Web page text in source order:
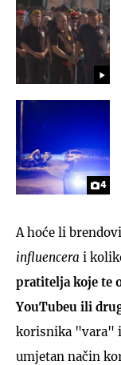
4
A hoće li
influencera i
pratitelja koje te
YouTubeu ili
korisnika "vara"
umjetan način